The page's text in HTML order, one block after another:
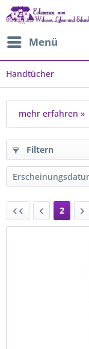
Menü
Handtücher
mehr erfahren »
Filtern
2